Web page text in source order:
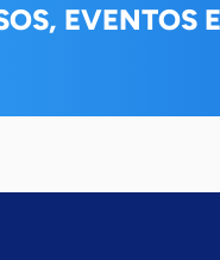
EVENTOS